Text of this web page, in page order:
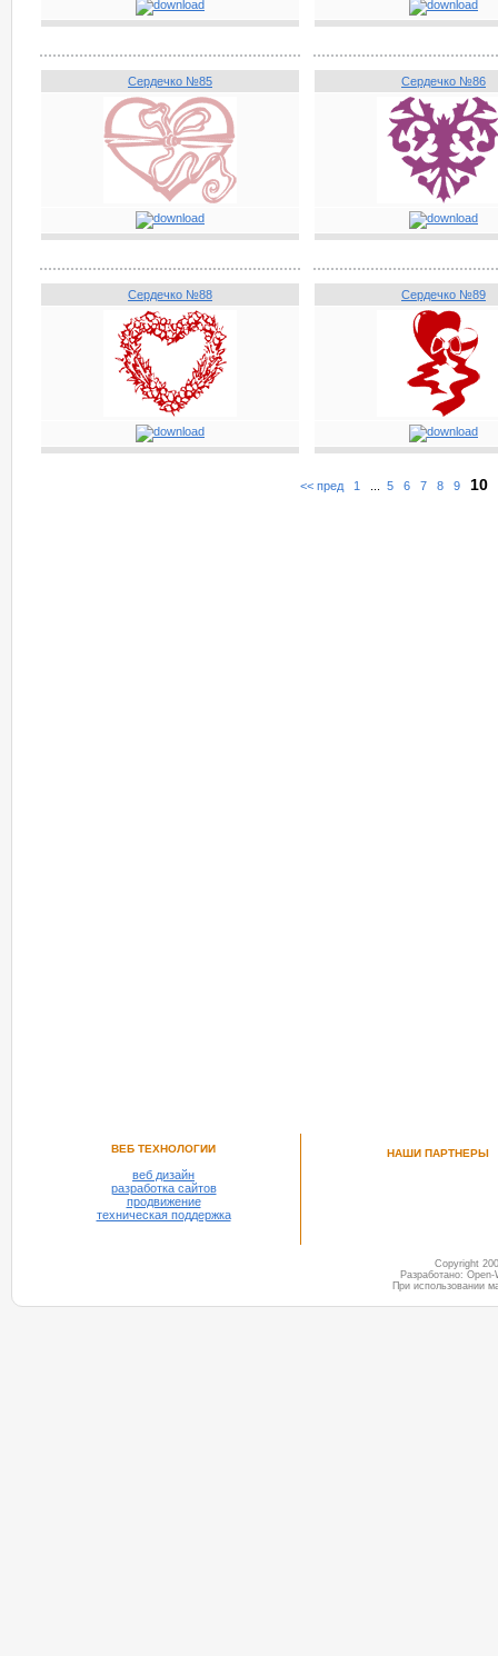
Сердечко №85 Сердечко №86
Сердечко №88 Сердечко №89
<< пред 1 5 6 7 8 9 10
ВЕБ ТЕХНОЛОГИИ
веб дизайн
разработка сайтов
продвижение
техническая поддержка
НАШИ ПАРТНЕРЫ
Copyright
Разработано:
При использовании